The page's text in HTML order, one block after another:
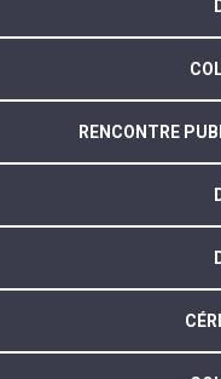
RENCONTRE